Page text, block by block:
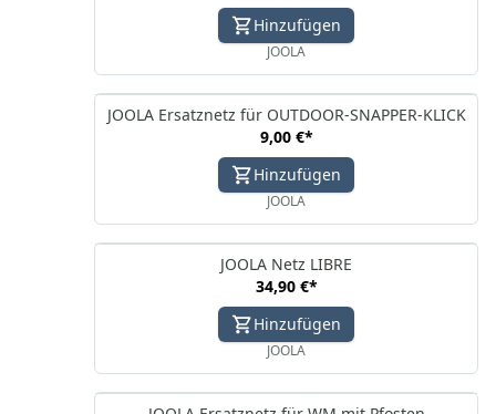
Hinzufügen
JOOLA
JOOLA Ersatznetz für OUTDOOR-SNAPPER-KLICK
9,00 €*
Hinzufügen
JOOLA
JOOLA Netz LIBRE
34,90 €*
Hinzufügen
JOOLA